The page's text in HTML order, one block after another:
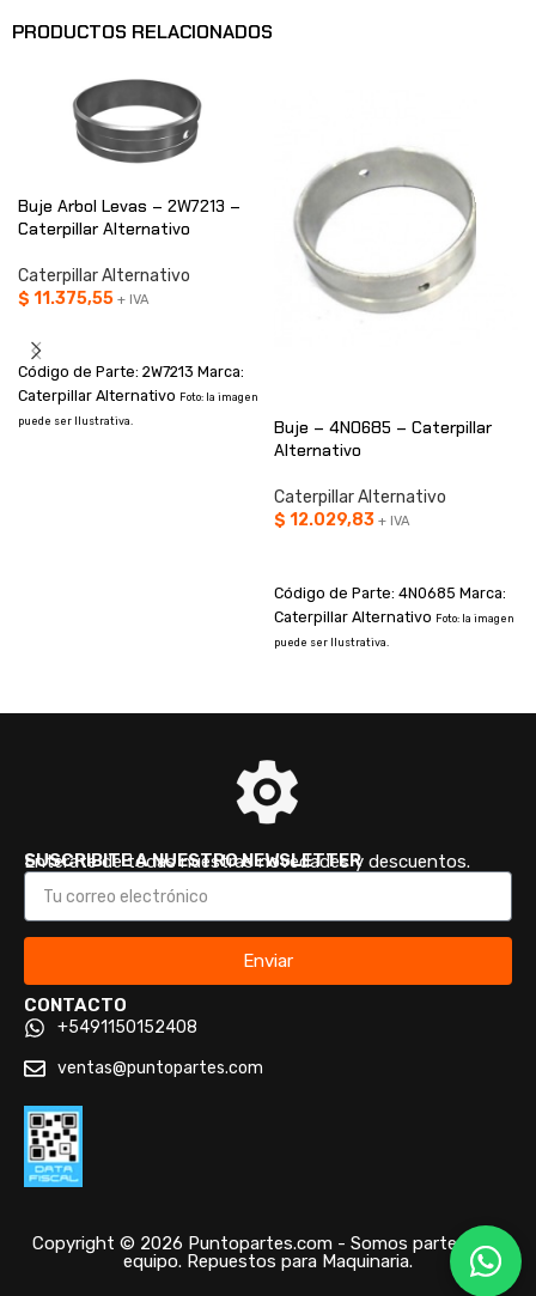
PRODUCTOS RELACIONADOS
Buje Arbol Levas – 2W7213 –
Caterpillar Alternativo
Caterpillar Alternativo
$ 11.375,55 + IVA
Código de Parte: 2W7213 Marca:
Caterpillar Alternativo Foto: la imagen
puede ser Ilustrativa.
Buje – 4N0685 – Caterpillar
Alternativo
Caterpillar Alternativo
$ 12.029,83 + IVA
Código de Parte: 4N0685 Marca:
Caterpillar Alternativo Foto: la imagen
puede ser Ilustrativa.
SUSCRIBITE A NUESTRO NEWSLETTER
Enterate de todas nuestras novedades y descuentos.
Enviar
CONTACTO
+5491150152408
ventas@puntopartes.com
Copyright © 2026 Puntopartes.com - Somos parte de tu
equipo. Repuestos para Maquinaria.